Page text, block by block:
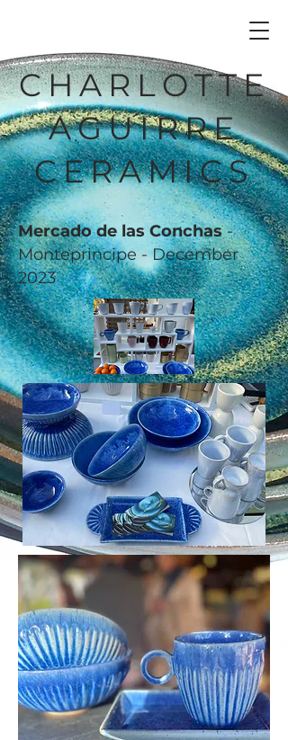
CHARLOTTE
AGUIRRE
CERAMICS
Mercado de las Conchas-
Monteprincipe - December
2023